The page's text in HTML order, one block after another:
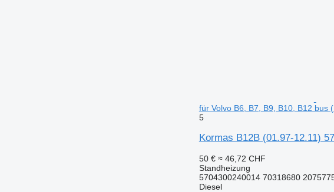
für Volvo B6, B7, B9, B10, B12 bus
5
Kormas B12B (01.97-12.11)
50 € ≈ 46,72 CHF
Standheizung
5704300240014 70318680
Diesel